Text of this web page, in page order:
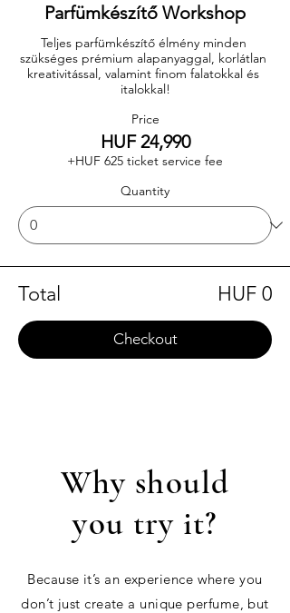
Parfümkészítő Workshop
Teljes parfümkészítő élmény minden
szükséges prémium alapanyaggal, korlátlan
kreativitással, valamint finom falatokkal és
italokkal!
Price
HUF 24,990
+HUF 625 ticket service fee
Quantity
Total HUF 0
Checkout
Why should
you try it?
Because it’s an experience where you
don’t just create a unique perfume, but